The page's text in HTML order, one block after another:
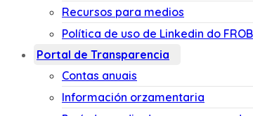
Recursos para medios
Política de uso de Linkedin do FROB
Portal de Transparencia
Contas anuais
Información orzamentaria